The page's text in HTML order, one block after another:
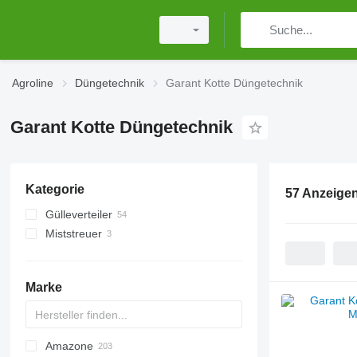
Agroline Düngetechnik Garant Kotte Düngetechnik
Garant Kotte Düngetechnik
Kategorie
Gülleverteiler
Miststreuer
Marke
Exacta
XPL
Amazone
57